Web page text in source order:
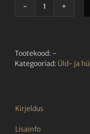
INTENSE
kogus
Tootekood: -
Kategooriad: Üld- ja
Kirjeldus
Lisainfo